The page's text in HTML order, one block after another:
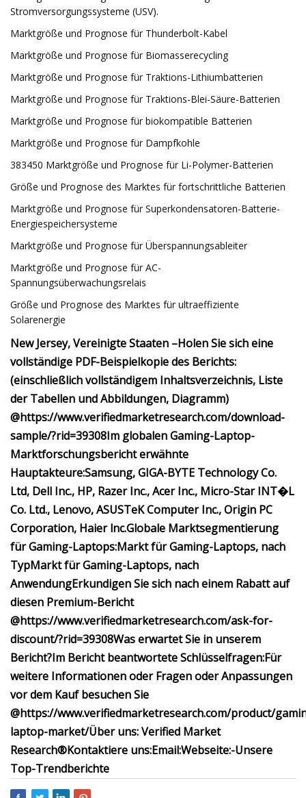
Stromversorgungssysteme (USV).
Marktgröße und Prognose für Thunderbolt-Kabel
Marktgröße und Prognose für Biomasserecycling
Marktgröße und Prognose für Traktions-Lithiumbatterien
Marktgröße und Prognose für Traktions-Blei-Säure-Batterien
Marktgröße und Prognose für biokompatible Batterien
Marktgröße und Prognose für Dampfkohle
383450 Marktgröße und Prognose für Li-Polymer-Batterien
Größe und Prognose des Marktes für fortschrittliche Batterien
Marktgröße und Prognose für Superkondensatoren-Batterie-
Energiespeichersysteme
Marktgröße und Prognose für Überspannungsableiter
Marktgröße und Prognose für AC-
Spannungsüberwachungsrelais
Größe und Prognose des Marktes für ultraeffiziente
Solarenergie
New Jersey, Vereinigte Staaten –Holen Sie sich eine
vollständige PDF-Beispielkopie des Berichts:
(einschließlich vollständigem Inhaltsverzeichnis, Liste
der Tabellen und Abbildungen, Diagramm)
@https://www.verifiedmarketresearch.com/download-
sample/?rid=39308Im globalen Gaming-Laptop-
Marktforschungsbericht erwähnte
Hauptakteure:Samsung, GIGA-BYTE Technology Co.
Ltd, Dell Inc., HP, Razer Inc., Acer Inc., Micro-Star INT�L
Co. Ltd., Lenovo, ASUSTeK Computer Inc., Origin PC
Corporation, Haier lnc.Globale Marktsegmentierung
für Gaming-Laptops:Markt für Gaming-Laptops, nach
TypMarkt für Gaming-Laptops, nach
AnwendungErkundigen Sie sich nach einem Rabatt auf
diesen Premium-Bericht
@https://www.verifiedmarketresearch.com/ask-for-
discount/?rid=39308Was erwartet Sie in unserem
Bericht?Im Bericht beantwortete Schlüsselfragen:Für
weitere Informationen oder Fragen oder Anpassungen
vor dem Kauf besuchen Sie
@https://www.verifiedmarketresearch.com/product/
laptop-market/Über uns: Verified Market
Research®Kontaktiere uns:Email:Webseite:-Unsere
Top-Trendberichte